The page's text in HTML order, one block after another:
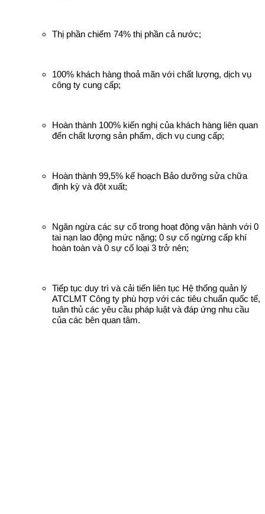
Thị phần chiếm 74% thị phần cả nước;
100% khách hàng thoả mãn với chất lượng, dịch vụ
công ty cung cấp;
Hoàn thành 100% kiến nghị của khách hàng liên quan
đến chất lượng sản phẩm, dịch vụ cung cấp;
Hoàn thành 99,5% kế hoạch Bảo dưỡng sửa chữa
định kỳ và đột xuất;
Ngăn ngừa các sự cố trong hoạt động vận hành với 0
tai nạn lao động mức nặng; 0 sự cố ngừng cấp khí
hoàn toàn và 0 sự cố loại 3 trở nên;
Tiếp tục duy trì và cải tiến liên tục Hệ thống quản lý
ATCLMT Công ty phù hợp với các tiêu chuẩn quốc tế,
tuân thủ các yêu cầu pháp luật và đáp ứng nhu cầu
của các bên quan tâm.